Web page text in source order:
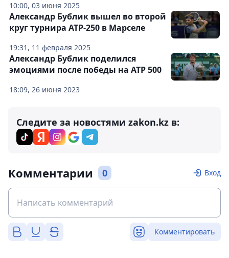
10:00, 03 июня 2025
19:31, 11 февраля 2025
Александр Бублик вышел во второй
круг турнира ATP-250 в Марселе
18:09, 26 июня 2023
Александр Бублик поделился
эмоциями после победы на ATP 500
Следите за новостями zakon.kz в:
Комментарии 0 Вход
Комментировать